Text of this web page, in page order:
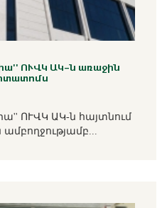
ՈՒՎԿ ԱԿ-ն առաջին
ՈՒՎԿ ԱԿ-ն հայտնում